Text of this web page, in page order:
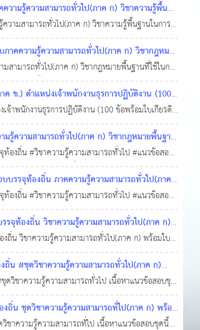
มรู้ความสามารถทั่วไป(ภาค ก) วิชาความรู้พื้น
มสามารถทั่วไป(ภาค ก) วิชาความรู้พื้นฐานในการ
หารราชการแผ่นดิน พ.ศ. 2534 และแก้ไขเพิ่มเติม
ความรู้ความสามารถทั่วไป(ภาค ก) วิชากฎหมาย
ามารถทั่วไป(ภาค ก) วิชากฎหมายพื้นฐานที่ใช้ในการ
ผนและขั้นตอนการกระจายอำนาจให้แก่องค์กร
ข.) ตำแหน่งเจ้าพนักงานธุรการปฏิบัติงาน (100
าพนักงานธุรการปฏิบัติงาน (100 ข้อพร้อมใบเกียรติ
ความสามารถทั่วไป(ภาค ก) วิชากฎหมายพื้นฐาน
งถิ่น #วิชาความรู้ความสามารถทั่วไป #แนวข้อสอบ
ญัติกำหนดแผนและขั้นตอนการกระจายอำนาจให้แก่
รจุท้องถิ่น ภาคความรู้ความสามารถทั่วไป(ภาค
0 3,621
งถิ่น #วิชาความรู้ความสามารถทั่วไป #แนวข้อสอบ
แห่งราชอาณาจักรไทย พุทธศักราช 2560 2 พระราช
ท้องถิ่น วิชาความรู้ความสามารถทั่วไป(ภาค ก)
น วิชาความรู้ความสามารถทั่วไป(ภาค ก) พร้อมใบ
ข้อสอบการจัดประเภทแบบข้อใดไม่เข้าพวก แนว
#ชุดวิชาความรู้ความสามารถทั่วไป(ภาค ก)
ชาความรู้ความสามารถทั่วไป เนื้อหาแนวข้อสอบชุด
ในช่องว่าง แนวข้อสอบการเขียนประโยคได้ถูกต้อง
น ชุดวิชาความรู้ความสามารถทั่ไป(ภาค ก) พร้อม
าความรู้ความสามารถทั่ไป เนื้อหาแนวข้อสอบชุดนี้